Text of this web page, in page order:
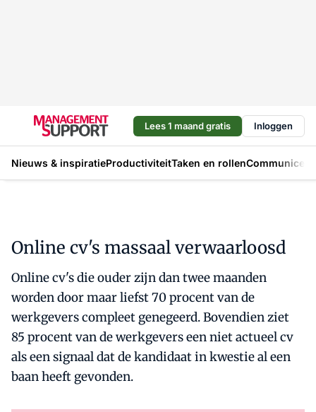
Lees 1 maand gratis Inloggen
Nieuws & inspiratieProductiviteitTaken en rollen
Online cv's massaal verwaarloosd
Online cv's die ouder zijn dan twee maanden
worden door maar liefst 70 procent van de
werkgevers compleet genegeerd. Bovendien ziet
85 procent van de werkgevers een niet actueel cv
als een signaal dat de kandidaat in kwestie al een
baan heeft gevonden.